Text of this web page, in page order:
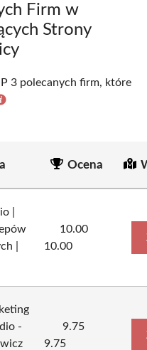
Firm w
Strony
3 polecanych firm, które
Ocena
|
|
10.00
10.00
-
9.75
9.75